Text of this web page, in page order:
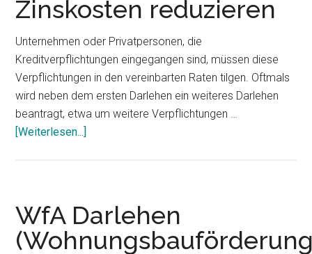
machen
Zinskosten reduzieren
Unternehmen oder Privatpersonen, die
Kreditverpflichtungen eingegangen sind, müssen diese
Verpflichtungen in den vereinbarten Raten tilgen. Oftmals
wird neben dem ersten Darlehen ein weiteres Darlehen
beantragt, etwa um weitere Verpflichtungen …
[Weiterlesen...]
Zinskosten
reduzieren
WfA Darlehen